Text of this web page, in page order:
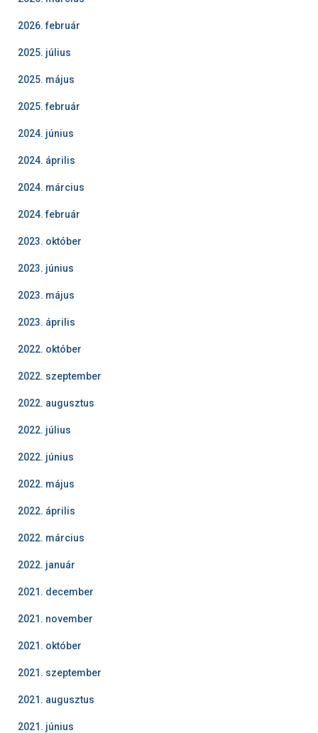
2026. február
2025. július
2025. május
2025. február
2024. június
2024. április
2024. március
2024. február
2023. október
2023. június
2023. május
2023. április
2022. október
2022. szeptember
2022. augusztus
2022. július
2022. június
2022. május
2022. április
2022. március
2022. január
2021. december
2021. november
2021. október
2021. szeptember
2021. augusztus
2021. június